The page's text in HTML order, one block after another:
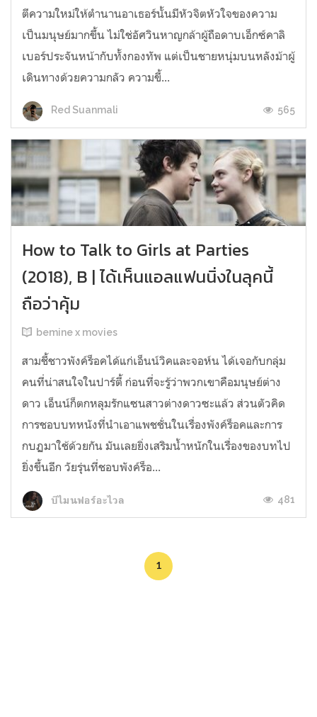
ตีความใหม่ให้ตำนานอาเธอร์นั้นมีหัวจิตหัวใจของความ
เป็นมนุษย์มากขึ้น ไม่ใช่อัศวินหาญกล้าผู้ถือดาบเอ็กซ์คาลิ
เบอร์ประจันหน้ากับทั้งกองทัพ แต่เป็นชายหนุ่มบนหลังม้าผู้
เดินทางด้วยความกลัว ความขี้...
Red Suanmali 565
How to Talk to Girls at Parties
(2018), B | ได้เห็นแอลแฟนนิ่งในลุคนี้
ถือว่าคุ้ม
bemine x movies
สามชี้ชาวพังค์ร็อคได้แก่เอ็นน์วิคและจอห์น ได้เจอกับกลุ่ม
คนที่น่าสนใจในปาร์ตี้ ก่อนที่จะรู้ว่าพวกเขาคือมนุษย์ต่าง
ดาว เอ็นน์ก็ตกหลุมรักแซนสาวต่างดาวซะแล้ว ส่วนตัวคิด
การชอบบทหนังที่นำเอาแพชชั่นในเรื่องพังค์ร็อคและการ
กบฏมาใช้ด้วยกัน มันเลยยิ่งเสริมน้ำหนักในเรื่องของบทไป
ยิ่งขึ้นอีก วัยรุ่นที่ชอบพังค์ร็อ...
บีไมนฟอร์อะไวล 481
1